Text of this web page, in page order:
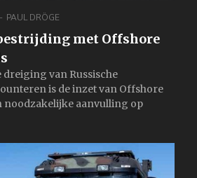
PAUL DRÖGE
met Offshore
dreiging van Russische
is de inzet van Offshore
noodzakelijke aanvulling op